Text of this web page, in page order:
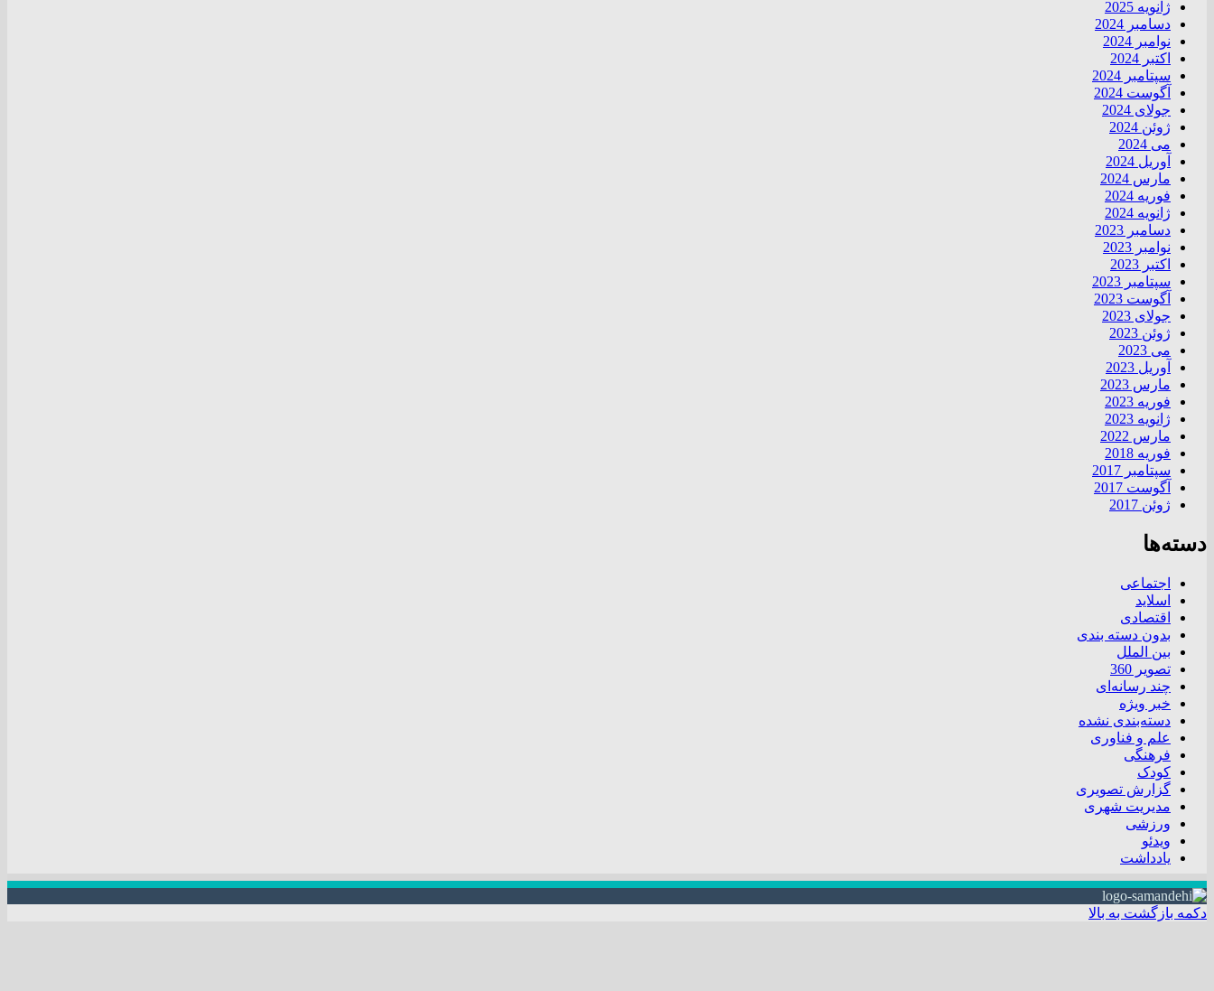
ژانویه 2025
دسامبر 2024
نوامبر 2024
اکتبر 2024
سپتامبر 2024
آگوست 2024
جولای 2024
ژوئن 2024
می 2024
آوریل 2024
مارس 2024
فوریه 2024
ژانویه 2024
دسامبر 2023
نوامبر 2023
اکتبر 2023
سپتامبر 2023
آگوست 2023
جولای 2023
ژوئن 2023
می 2023
آوریل 2023
مارس 2023
فوریه 2023
ژانویه 2023
مارس 2022
فوریه 2018
سپتامبر 2017
آگوست 2017
ژوئن 2017
دسته‌ها
اجتماعی
اسلاید
اقتصادی
بدون دسته بندی
بین الملل
تصویر 360
چند رسانه‌ای
خبر ویژه
دسته‌بندی نشده
علم و فناوری
فرهنگی
کودک
گزارش تصویری
مدیریت شهری
ورزشی
ویدئو
یادداشت
دکمه بازگشت به بالا